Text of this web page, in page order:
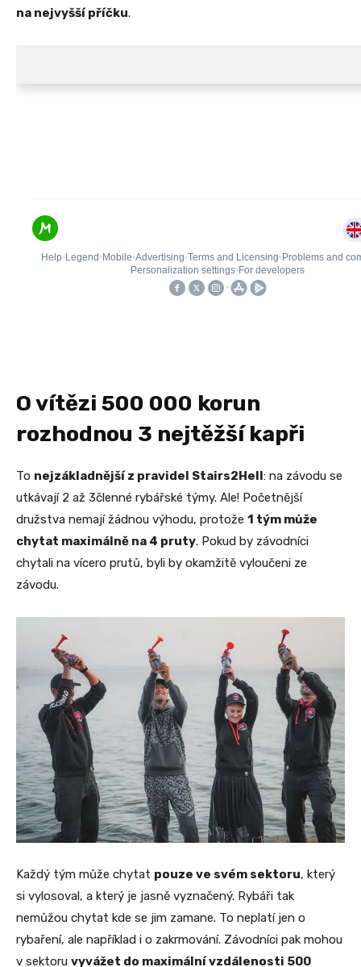
na nejvyšší příčku.
O vítězi 500 000 korun
rozhodnou 3 nejtěžší kapři
To nejzákladnější z pravidel Stairs2Hell: na závodu se
utkávají 2 až 3členné rybářské týmy. Ale! Početnější
družstva nemají žádnou výhodu, protože 1 tým může
chytat maximálně na 4 pruty. Pokud by závodníci
chytali na vícero prutů, byli by okamžitě vyloučeni ze
závodu.
Každý tým může chytat pouze ve svém sektoru, který
si vylosoval, a který je jasně vyznačený. Rybáři tak
nemůžou chytat kde se jim zamane. To neplatí jen o
rybaření, ale například i o zakrmování. Závodníci pak mohou
v sektoru vyvážet do maximální vzdálenosti 500